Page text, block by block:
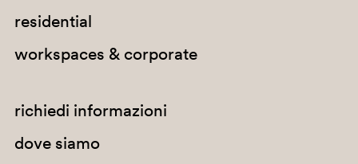
residential
workspaces & corporate
richiedi informazioni
dove siamo